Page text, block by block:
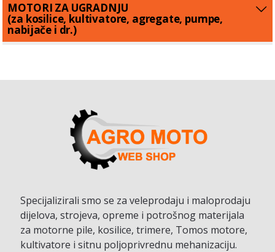
MOTORI ZA UGRADNJU
(za kosilice, kultivatore, agregate, pumpe,
nabijače i dr.)
Specijalizirali smo se za veleprodaju i maloprodaju
dijelova, strojeva, opreme i potrošnog materijala
za motorne pile, kosilice, trimere, Tomos motore,
kultivatore i sitnu poljoprivrednu mehanizaciju.